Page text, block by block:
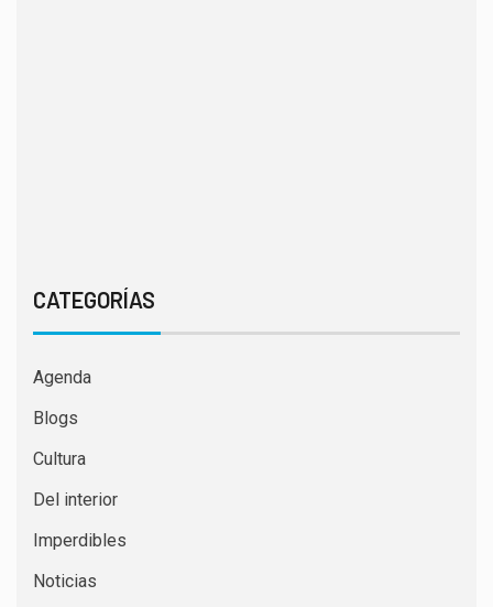
CATEGORÍAS
Agenda
Blogs
Cultura
Del interior
Imperdibles
Noticias